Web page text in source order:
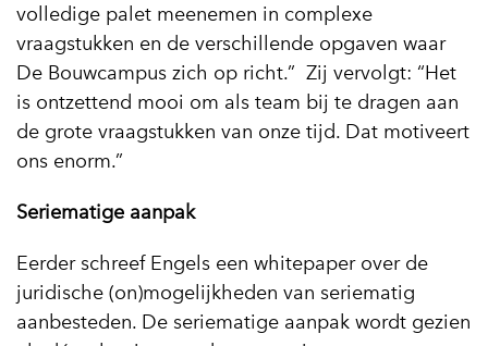
volledige palet meenemen in complexe
vraagstukken en de verschillende opgaven waar
De Bouwcampus zich op richt.” Zij vervolgt: “Het
is ontzettend mooi om als team bij te dragen aan
de grote vraagstukken van onze tijd. Dat motiveert
ons enorm.”
Seriematige aanpak
Eerder schreef Engels een whitepaper over de
juridische (on)mogelijkheden van seriematig
aanbesteden. De seriematige aanpak wordt gezien